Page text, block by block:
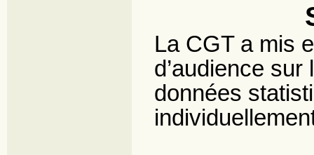
La CGT a mis
d’audience
données